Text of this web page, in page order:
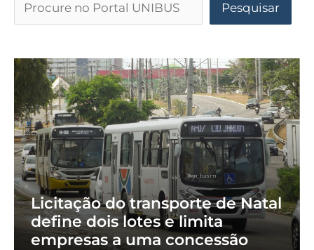
Pesquisar
Licitação do transporte de Natal
define dois lotes e limita
empresas a uma concessão